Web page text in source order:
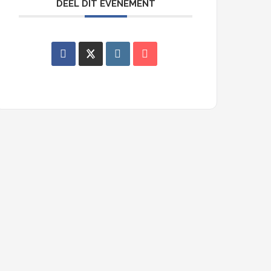
DEEL DIT EVENEMENT